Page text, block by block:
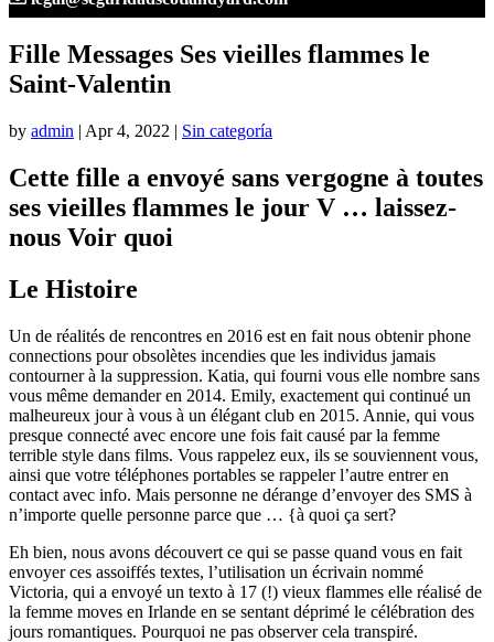
Fille Messages Ses vieilles flammes le
Saint-Valentin
by admin | Apr 4, 2022 | Sin categoría
Cette fille a envoyé sans vergogne à toutes
ses vieilles flammes le jour V … laissez-
nous Voir quoi
Le Histoire
Un de réalités de rencontres en 2016 est en fait nous obtenir phone
connections pour obsolètes incendies que les individus jamais
contourner à la suppression. Katia, qui fourni vous elle nombre sans
vous même demander en 2014. Emily, exactement qui continué un
malheureux jour à vous à un élégant club en 2015. Annie, qui vous
presque connecté avec encore une fois fait causé par la femme
terrible style dans films. Vous rappelez eux, ils se souviennent vous,
ainsi que votre téléphones portables se rappeler l’autre entrer en
contact avec info. Mais personne ne dérange d’envoyer des SMS à
n’importe quelle personne parce que … {à quoi ça sert?
Eh bien, nous avons découvert ce qui se passe quand vous en fait
envoyer ces assoiffés textes, l’utilisation un écrivain nommé
Victoria, qui a envoyé un texto à 17 (!) vieux flammes elle réalisé de
la femme moves en Irlande en se sentant déprimé le célébration des
jours romantiques. Pourquoi ne pas observer cela transpiré.